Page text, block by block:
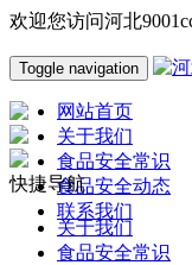
欢迎您访问河北
Toggle navigation
网站首页
关于我们
食品安全常识
食品安全动态
联系我们
快捷导航
关于我们
食品安全常识